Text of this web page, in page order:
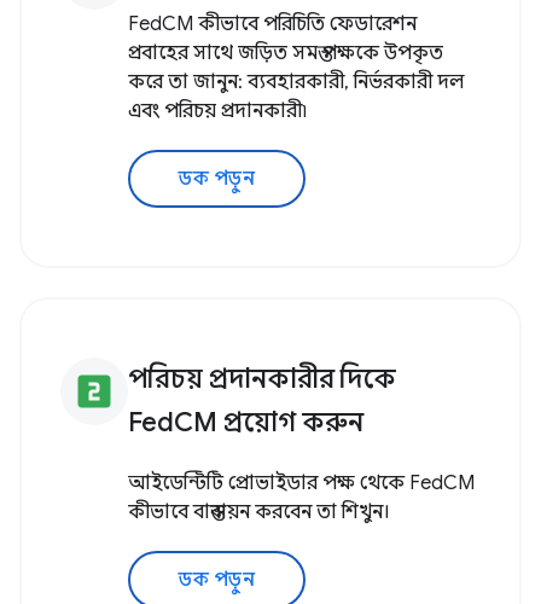
FedCM কীভাবে পরিচিতি ফেডারেশন
প্রবাহের সাথে জড়িত সমস্ত পক্ষকে উপকৃত
করে তা জানুন: ব্যবহারকারী, নির্ভরকারী দল
এবং পরিচয় প্রদানকারী৷
ডক পড়ুন
looks_two পরিচয় প্রদানকারীর দিকে
FedCM প্রয়োগ করুন
আইডেন্টিটি প্রোভাইডার পক্ষ থেকে FedCM
কীভাবে বাস্তবায়ন করবেন তা শিখুন।
ডক পড়ুন